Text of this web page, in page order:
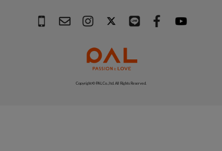
Copyright © PAL Co.,ltd. All Rights Reserved.